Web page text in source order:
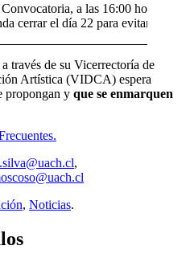
a las 16:00 horas
cerrar el día 22 para evitar
través de su Vicerrectoría de
Artística (VIDCA) espera
propongan y que se enmarquen
,
, Noticias.